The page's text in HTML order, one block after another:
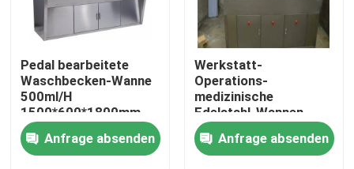
Qualitätskontrolle
Treten Sie mit uns in Verbindung
Nachrichten
Fälle
Pedal bearbeitete
Waschbecken-Wanne
500ml/H
1500*600*1800mm
der Handsus304
Anfrage absenden
Werkstatt-
Operations-
medizinische
Edelstahl-Wannen-
Handwäsche-Wanne
SUS201 mit
Stichlöchern
Anfrage absenden